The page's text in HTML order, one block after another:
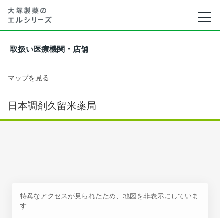
取扱い医療機関・店舗
マップを見る
日本調剤久留米薬局
特異なアクセスが見られたため、地図を非表示にしていま
す